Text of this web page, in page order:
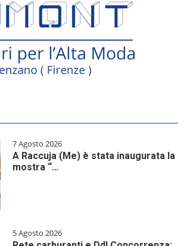
7 Agosto 2026
A Raccuja (Me) è stata inaugurata la
mostra “…
5 Agosto 2026